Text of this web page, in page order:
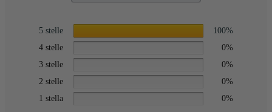
5 stelle
100%
4 stelle
0%
3 stelle
0%
2 stelle
0%
1 stella
0%